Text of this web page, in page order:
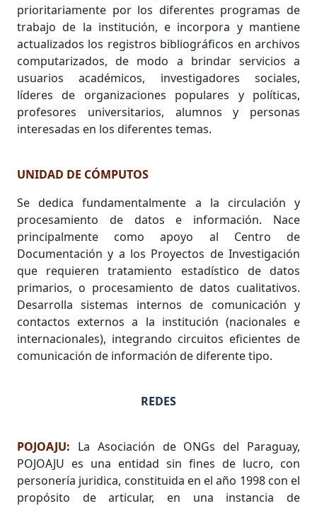
prioritariamente por los diferentes programas de
trabajo de la institución, e incorpora y mantiene
actualizados los registros bibliográficos en archivos
computarizados, de modo a brindar servicios a
usuarios académicos, investigadores sociales,
líderes de organizaciones populares y políticas,
profesores universitarios, alumnos y personas
interesadas en los diferentes temas.
UNIDAD DE CÓMPUTOS
Se dedica fundamentalmente a la circulación y
procesamiento de datos e información. Nace
principalmente como apoyo al Centro de
Documentación y a los Proyectos de Investigación
que requieren tratamiento estadístico de datos
primarios, o procesamiento de datos cualitativos.
Desarrolla sistemas internos de comunicación y
contactos externos a la institución (nacionales e
internacionales), integrando circuitos eficientes de
comunicación de información de diferente tipo.
REDES
POJOAJU: La Asociación de ONGs del Paraguay,
POJOAJU es una entidad sin fines de lucro, con
personería juridica, constituida en el año 1998 con el
propósito de articular, en una instancia de